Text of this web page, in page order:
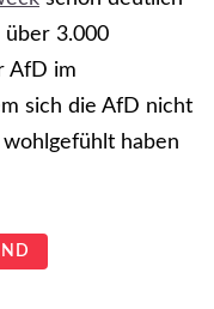
über 3.000
AfD im
sich die AfD nicht
haben